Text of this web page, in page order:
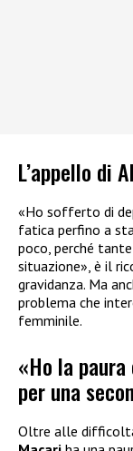
L’appello di
«Ho sofferto di
fatica perfino a
poco, perché
situazione», è il
gravidanza. Ma
problema che
femminile.
«Ho la
per una
Oltre alle